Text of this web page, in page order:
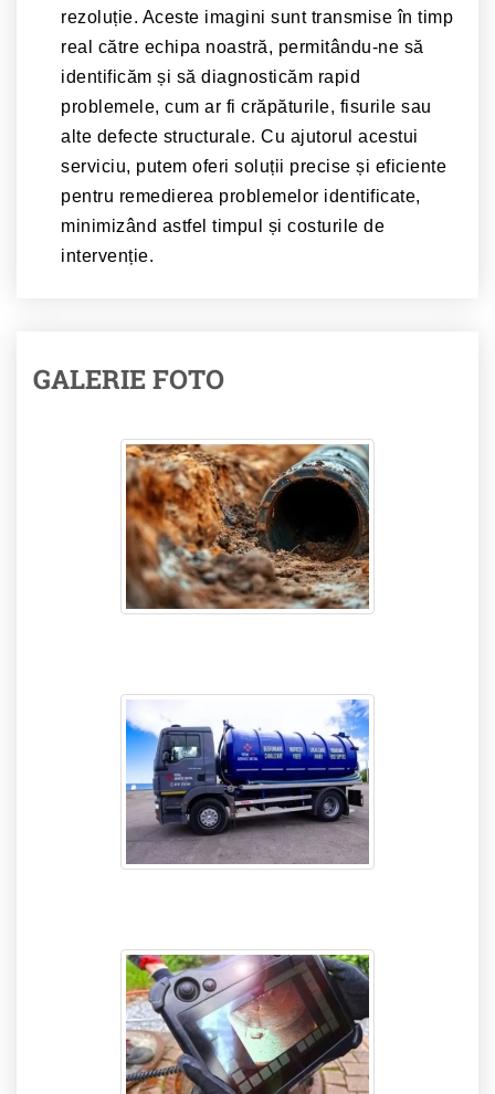
rezoluție. Aceste imagini sunt transmise în timp
real către echipa noastră, permitându-ne să
identificăm și să diagnosticăm rapid
problemele, cum ar fi crăpăturile, fisurile sau
alte defecte structurale. Cu ajutorul acestui
serviciu, putem oferi soluții precise și eficiente
pentru remedierea problemelor identificate,
minimizând astfel timpul și costurile de
intervenție.
GALERIE FOTO